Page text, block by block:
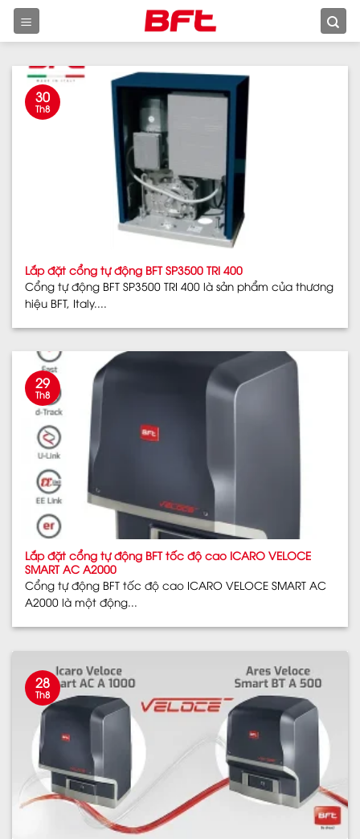
Skip
Lắp đặt cổng tự động BFT SP3500 TRI 400
Cổng tự động BFT SP3500 TRI 400 là sản phẩm của thương
hiệu BFT, Italy....
30
Th8
Lắp đặt cổng tự động BFT tốc độ cao ICARO VELOCE
SMART AC A2000
Cổng tự động BFT tốc độ cao ICARO VELOCE SMART AC
A2000 là một động...
29
Th8
28
Th8